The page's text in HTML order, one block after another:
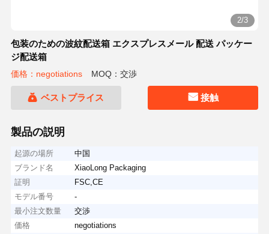
2/3
包装のための波紋配送箱 エクスプレスメール 配送 パッケー
ジ配送箱
価格：negotiations MOQ：交渉
ベストプライス 接触
製品の説明
起源の場所
中国
ブランド名
XiaoLong Packaging
証明
FSC,CE
モデル番号
-
最小注文数量
交渉
価格
negotiations